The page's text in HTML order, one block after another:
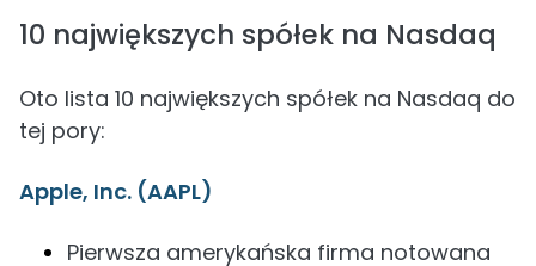
10 największych spółek na Nasdaq
Oto lista 10 największych spółek na Nasdaq do
tej pory:
Apple, Inc. (AAPL)
Pierwsza amerykańska firma notowana